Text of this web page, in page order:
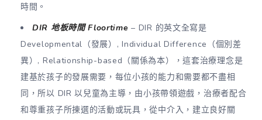
時間。
DIR 地板時間 Floortime – DIR 的英文全寫是
Developmental（發展）, Individual Difference（個別差
異）, Relationship-based（關係為本），這套治療理念是
建基於孩子的發展需要，每位小孩的能力和需要都不盡相
同，所以 DIR 以兒童為主導，由小孩帶領遊戲，治療者配合
和尊重孩子所㨂選的活動或玩具，從中介入，建立良好關